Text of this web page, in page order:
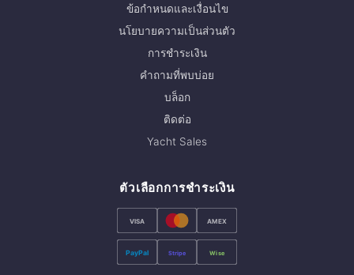
ข้อกำหนดและเงื่อนไข
นโยบายความเป็นส่วนตัว
การชำระเงิน
คำถามที่พบบ่อย
บล็อก
ติดต่อ
Yacht Sales
ตัวเลือกการชำระเงิน
VISA AMEX
PayPal Stripe Wise